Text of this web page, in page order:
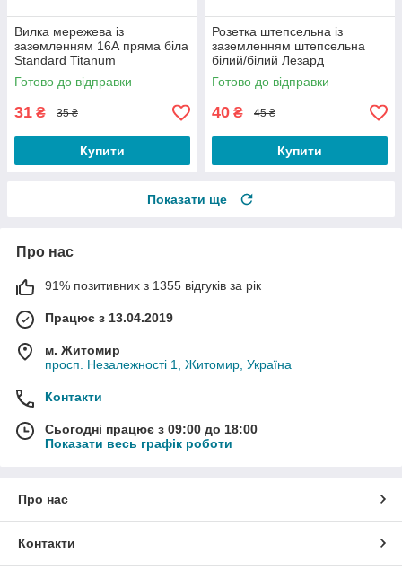
Вилка мережева із
заземленням 16А пряма біла
Standard Titanum
Готово до відправки
31 ₴ 35 ₴
Купити
Розетка штепсельна із
заземленням штепсельна
білий/білий Лезард
Готово до відправки
40 ₴ 45 ₴
Купити
Показати ще
Про нас
91% позитивних з 1355 відгуків за рік
Працює з 13.04.2019
м. Житомир
просп. Незалежності 1, Житомир, Україна
Контакти
Сьогодні працює з 09:00 до 18:00
Показати весь графік роботи
Про нас
Контакти